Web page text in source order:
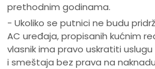
prethodnim godinama.
- Ukoliko se putnici ne budu
AC uređaja, propisanih kućnim
vlasnik ima pravo uskratiti
i smeštaja bez prava na